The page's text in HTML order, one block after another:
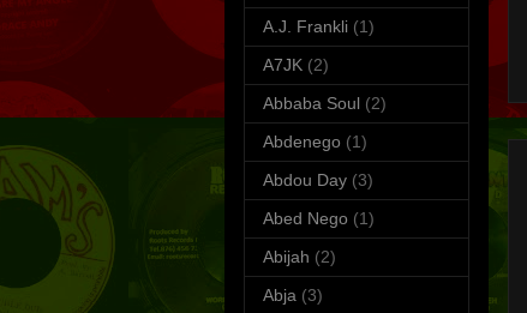
A.J. Frankli (1)
A7JK (2)
Abbaba Soul (2)
Abdenego (1)
Abdou Day (3)
Abed Nego (1)
Abijah (2)
Abja (3)